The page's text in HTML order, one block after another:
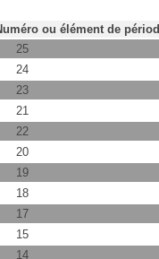
ou élément de
25
24
23
21
22
20
19
18
17
15
14